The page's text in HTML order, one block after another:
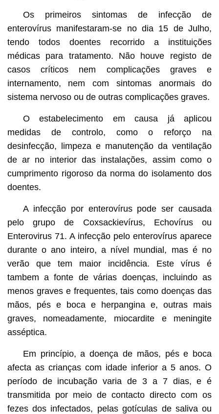
Os primeiros sintomas de infecção de
enterovírus manifestaram-se no dia 15 de Julho,
tendo todos doentes recorrido a instituições
médicas para tratamento. Não houve registo de
casos críticos nem complicações graves e
internamento, nem com sintomas anormais do
sistema nervoso ou de outras complicações graves.
O estabelecimento em causa já aplicou
medidas de controlo, como o reforço na
desinfecção, limpeza e manutenção da ventilação
de ar no interior das instalações, assim como o
cumprimento rigoroso da norma do isolamento dos
doentes.
A infecção por enterovírus pode ser causada
pelo grupo de Coxsackievírus, Echovírus ou
Enterovirus 71. A infecção pelo enterovírus aparece
durante o ano inteiro, a nível mundial, mas é no
verão que tem maior incidência. Este vírus é
tambem a fonte de várias doenças, incluindo as
menos graves e frequentes, tais como doenças das
mãos, pés e boca e herpangina e, outras mais
graves, nomeadamente, miocardite e meningite
asséptica.
Em princípio, a doença de mãos, pés e boca
afecta as crianças com idade inferior a 5 anos. O
período de incubação varia de 3 a 7 dias, e é
transmitida por meio de contacto directo com os
fezes dos infectados, pelas gotículas de saliva ou